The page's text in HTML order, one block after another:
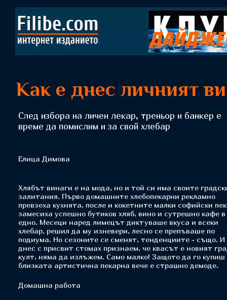
Как е днес личният
След избора на личен лекар, треньор и банкер е
време да помислим и за свой хлебар
Елица Димова
Хлябът винаги е на мода, но и той си има своите
залитания. Първо домашните хлебопекарни рекламно
превзеха кухнята, после и кокетните малки софийски
замесиха успешно бутиков хляб, вино и сутрешно кафе в
едно. Месеци наред лимецът диктуваше вкуса и всеки
хлебар, решил да му изневери, лесно се препъваше по
подиума. Но сезоните се сменят, тенденциите - също. И
днес с присвит стомах признаем, че квасът е новият
култ, няма да излъжем. Само малко! Защото да го купиш
близката артистична пекарна вече е страшно демоде.
Домашна работа